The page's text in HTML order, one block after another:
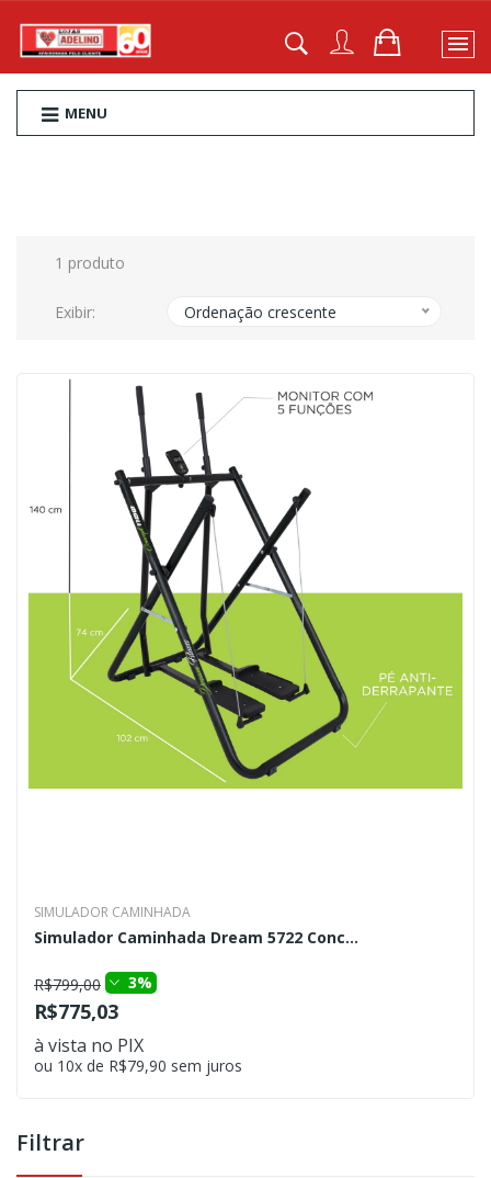
MENU
1 produto
Exibir: Ordenação crescente
SIMULADOR CAMINHADA
Simulador Caminhada Dream 5722 Conc...
R$799,00 3%
R$775,03
à vista no PIX
ou 10x de R$79,90 sem juros
Filtrar